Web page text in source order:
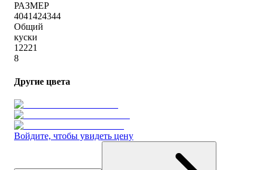
РАЗМЕР
4041424344
Общий
куски
12221
8
Другие цвета
Войдите, чтобы увидеть цену